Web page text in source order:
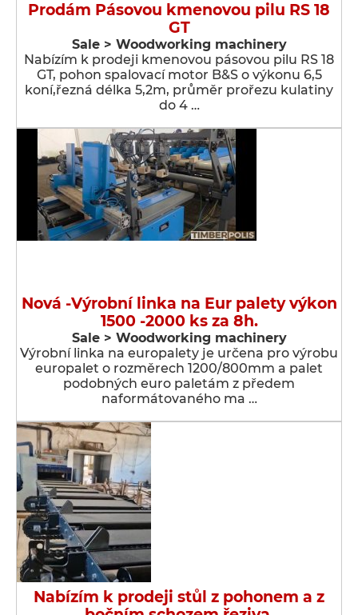
Prodám Pásovou kmenovou pilu RS 18
GT
Sale > Woodworking machinery
Nabízím k prodeji kmenovou pásovou pilu RS 18
GT, pohon spalovací motor B&S o výkonu 6,5
koní,řezná délka 5,2m, průměr prořezu kulatiny
do 4 …
Nová -Výrobní linka na Eur palety výkon
1500 -2000 ks za 8h.
Sale > Woodworking machinery
Výrobní linka na europalety je určena pro výrobu
europalet o rozměrech 1200/800mm a palet
podobných euro paletám z předem
naformátovaného ma …
Nabízím k prodeji stůl z pohonem a z